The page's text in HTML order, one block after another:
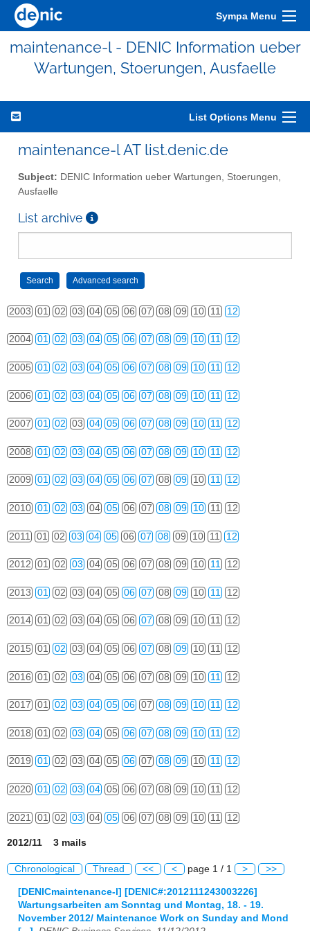
Sympa Menu
maintenance-l - DENIC Information ueber
Wartungen, Stoerungen, Ausfaelle
List Options Menu
maintenance-l AT list.denic.de
Subject: DENIC Information ueber Wartungen, Stoerungen,
Ausfaelle
List archive
2003 01 02 03 04 05 06 07 08 09 10 11 12
2004 01 02 03 04 05 06 07 08 09 10 11 12
2005 01 02 03 04 05 06 07 08 09 10 11 12
2006 01 02 03 04 05 06 07 08 09 10 11 12
2007 01 02 03 04 05 06 07 08 09 10 11 12
2008 01 02 03 04 05 06 07 08 09 10 11 12
2009 01 02 03 04 05 06 07 08 09 10 11 12
2010 01 02 03 04 05 06 07 08 09 10 11 12
2011 01 02 03 04 05 06 07 08 09 10 11 12
2012 01 02 03 04 05 06 07 08 09 10 11 12
2013 01 02 03 04 05 06 07 08 09 10 11 12
2014 01 02 03 04 05 06 07 08 09 10 11 12
2015 01 02 03 04 05 06 07 08 09 10 11 12
2016 01 02 03 04 05 06 07 08 09 10 11 12
2017 01 02 03 04 05 06 07 08 09 10 11 12
2018 01 02 03 04 05 06 07 08 09 10 11 12
2019 01 02 03 04 05 06 07 08 09 10 11 12
2020 01 02 03 04 05 06 07 08 09 10 11 12
2021 01 02 03 04 05 06 07 08 09 10 11 12
2012/11 3 mails
Chronological Thread << < page 1 / 1 > >>
[DENICmaintenance-l] [DENIC#:2012111243003226]
Wartungsarbeiten am Sonntag und Montag, 18. - 19.
November 2012/ Maintenance Work on Sunday and Mond